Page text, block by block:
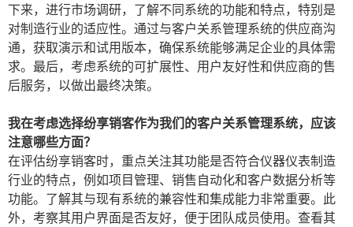
下来，进行市场调研，了解不同系统的功能和特点，特别是
对制造行业的适应性。通过与客户关系管理系统的供应商沟
通，获取演示和试用版本，确保系统能够满足企业的具体需
求。最后，考虑系统的可扩展性、用户友好性和供应商的售
后服务，以做出最终决策。
我在考虑选择纷享销客作为我们的客户关系管理系统，应该
注意哪些方面？
在评估纷享销客时，重点关注其功能是否符合仪器仪表制造
行业的特点，例如项目管理、销售自动化和客户数据分析等
功能。了解其与现有系统的兼容性和集成能力非常重要。此
外，考察其用户界面是否友好，便于团队成员使用。查看其